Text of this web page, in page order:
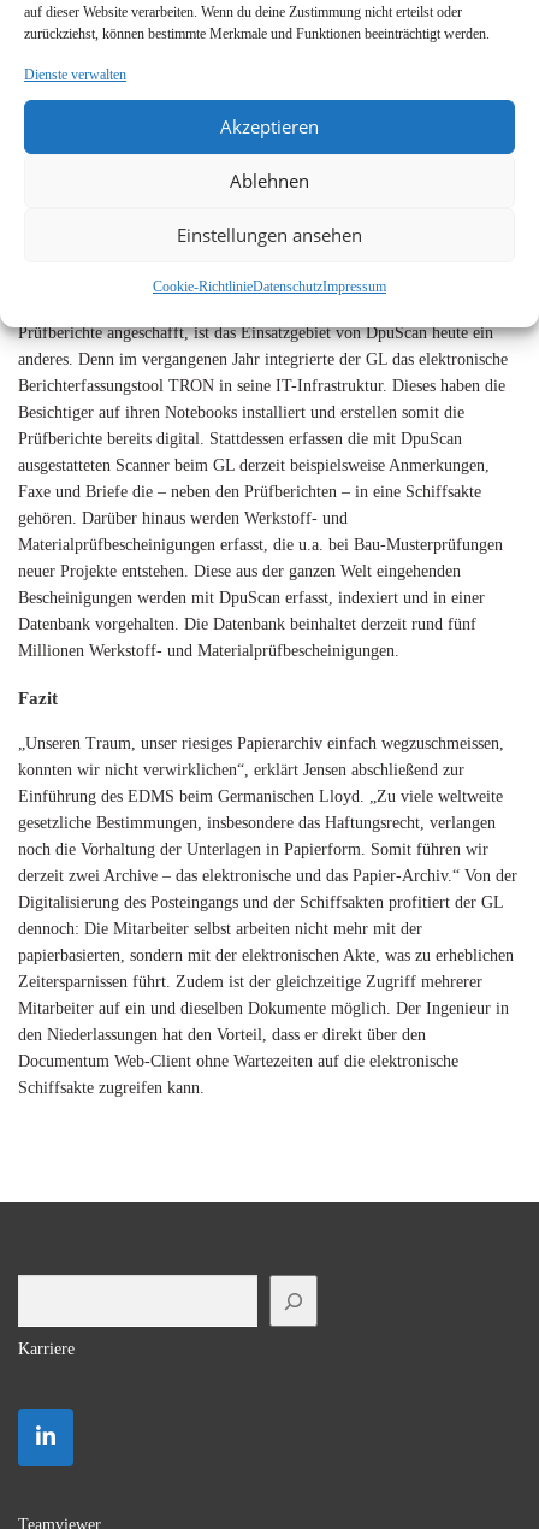
auf dieser Website verarbeiten. Wenn du deine Zustimmung nicht erteilst oder
zurückziehst, können bestimmte Merkmale und Funktionen beeinträchtigt werden.
Dienste verwalten
Akzeptieren
Ablehnen
Einstellungen ansehen
Cookie-RichtlinieDatenschutzImpressum
Dokumentenerfassung durch Barcode-Kennung
Nach der Pilotphase wurde das System in den Produktivbetrieb
genommen. Die Dokumente erhalten vor dem Einscannen einen Barcode
mit einer eindeutigen Dokumentennummer. Über den Barcode erfolgt die
Verknüpfung zwischen einer Sendung und den darin enthaltenen
Dokumenten in dem EDM-System. „Uns überzeugt insbesondere die
Dokumentvolumen, wie es bei uns vorkommt, verarbeiten kann“, erklärt
Prüfberichte angeschafft, ist das Einsatzgebiet von DpuScan heute ein
anderes. Denn im vergangenen Jahr integrierte der GL das elektronische
Berichterfassungstool TRON in seine IT-Infrastruktur. Dieses haben die
Besichtiger auf ihren Notebooks installiert und erstellen somit die
Prüfberichte bereits digital. Stattdessen erfassen die mit DpuScan
ausgestatteten Scanner beim GL derzeit beispielsweise Anmerkungen,
Faxe und Briefe die – neben den Prüfberichten – in eine Schiffsakte
gehören. Darüber hinaus werden Werkstoff- und
Materialprüfbescheinigungen erfasst, die u.a. bei Bau-Musterprüfungen
neuer Projekte entstehen. Diese aus der ganzen Welt eingehenden
Bescheinigungen werden mit DpuScan erfasst, indexiert und in einer
Datenbank vorgehalten. Die Datenbank beinhaltet derzeit rund fünf
Millionen Werkstoff- und Materialprüfbescheinigungen.
Fazit
„Unseren Traum, unser riesiges Papierarchiv einfach wegzuschmeissen,
konnten wir nicht verwirklichen“, erklärt Jensen abschließend zur
Einführung des EDMS beim Germanischen Lloyd. „Zu viele weltweite
gesetzliche Bestimmungen, insbesondere das Haftungsrecht, verlangen
noch die Vorhaltung der Unterlagen in Papierform. Somit führen wir
derzeit zwei Archive – das elektronische und das Papier-Archiv.“ Von der
Digitalisierung des Posteingangs und der Schiffsakten profitiert der GL
dennoch: Die Mitarbeiter selbst arbeiten nicht mehr mit der
papierbasierten, sondern mit der elektronischen Akte, was zu erheblichen
Zeitersparnissen führt. Zudem ist der gleichzeitige Zugriff mehrerer
Mitarbeiter auf ein und dieselben Dokumente möglich. Der Ingenieur in
den Niederlassungen hat den Vorteil, dass er direkt über den
Documentum Web-Client ohne Wartezeiten auf die elektronische
Schiffsakte zugreifen kann.
Karriere
Teamviewer